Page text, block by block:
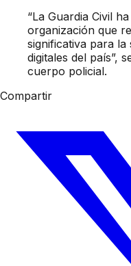
“La Guardia Civil
organización que
significativa para la
digitales del país”,
cuerpo policial.
Compartir